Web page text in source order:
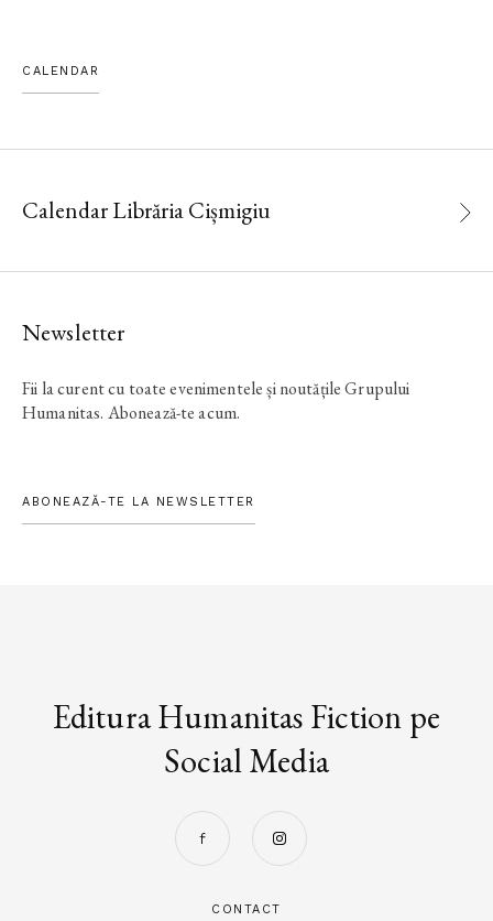
CALENDAR
Calendar Librăria Cișmigiu
Newsletter
Fii la curent cu toate evenimentele și noutățile Grupului
Humanitas. Abonează-te acum.
ABONEAZĂ-TE LA NEWSLETTER
Editura Humanitas Fiction pe
Social Media
CONTACT